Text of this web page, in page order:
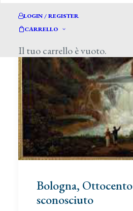
LOGIN / REGISTER
CARRELLO
Il tuo carrello è vuoto.
Bologna, Ottocento
sconosciuto